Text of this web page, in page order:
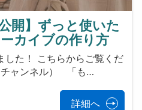
開】ずっと使いた
カイブの作り方
した！ こちらからご覧くだ
ャンネル） 「も…
詳細へ